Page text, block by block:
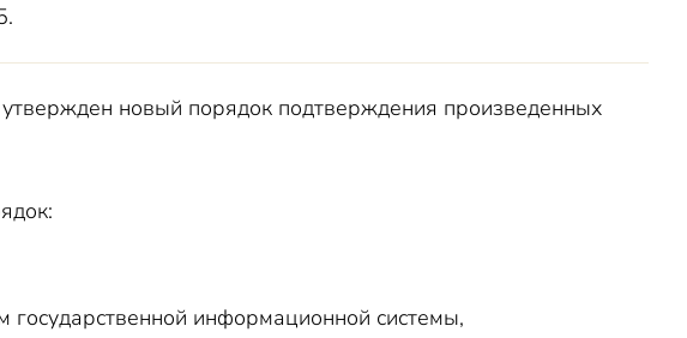
утвержден новый порядок подтверждения произведенных
государственной информационной системы,